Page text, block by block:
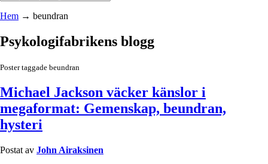
Hem → beundran
Psykologifabrikens blogg
Poster taggade beundran
Michael Jackson väcker känslor i
megaformat: Gemenskap, beundran,
hysteri
Postat av John Airaksinen